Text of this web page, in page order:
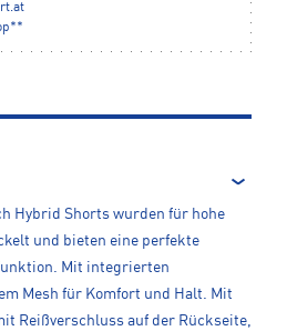
Hybrid Shorts wurden für hohe
und bieten eine perfekte
Mit integrierten
Mesh für Komfort und Halt. Mit
Reißverschluss auf der Rückseite,